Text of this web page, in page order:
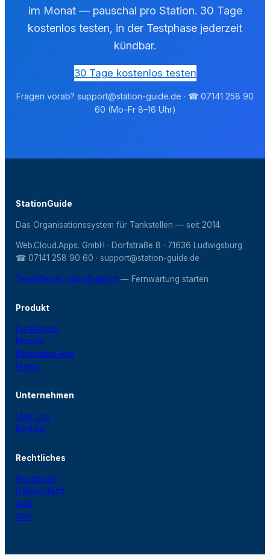
im Monat — pauschal pro Station. 30 Tage
kostenlos testen, in der Testphase jederzeit
kündbar.
30 Tage kostenlos testen
Fragen vorab? support@station-guide.de · ☎ 07141 258 90
60 (Mo–Fr 8–16 Uhr)
StationGuide
Das Organisationssystem für Tankstellen — seit 2014.
Web.Cloud.Apps. GmbH · Dorfstraße 8 · 71636 Ludwigsburg
☎ 07141 258 90 60 · support@station-guide.de
TeamViewer QuickSupport— Fernwartung starten
Produkt
Funktionen
Module
Mitarbeiter-App
Preise
Unternehmen
Über uns
Kontakt
Rechtliches
Impressum
Datenschutz
AGB
AVV